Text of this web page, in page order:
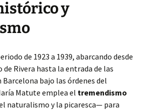
y
de 1923 a 1939, abarcando desde
Rivera hasta la entrada de las
bajo las órdenes del
Matute emplea el tremendismo
naturalismo y la picaresca— para